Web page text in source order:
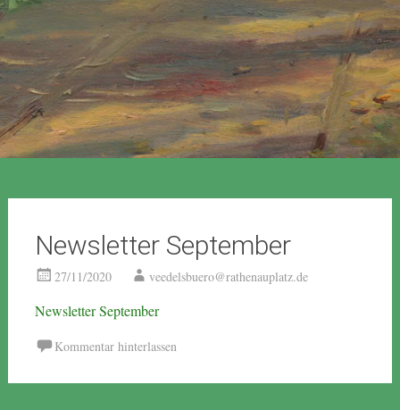
Newsletter September
27/11/2020 veedelsbuero@rathenauplatz.de
Newsletter September
Kommentar hinterlassen